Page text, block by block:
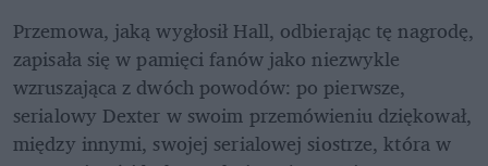
Przemowa, jaką wygłosił Hall, odbierając tę nagrodę,
zapisała się w pamięci fanów jako niezwykle
wzruszająca z dwóch powodów: po pierwsze,
serialowy Dexter w swoim przemówieniu dziękował,
między innymi, swojej serialowej siostrze, która w